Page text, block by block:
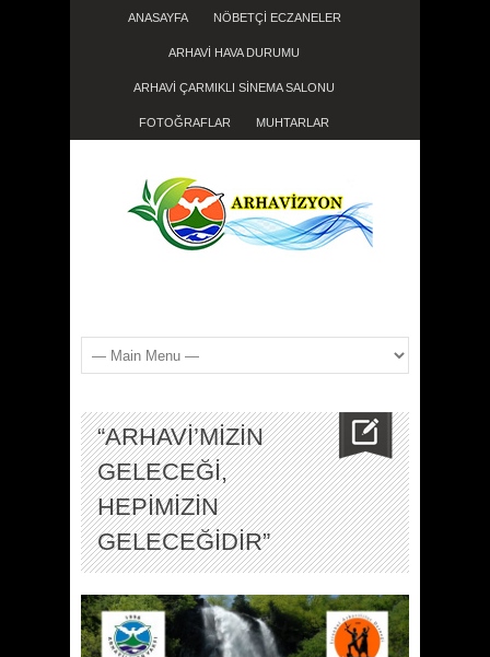
ANASAYFA NÖBETÇİ ECZANELER
ARHAVİ HAVA DURUMU
ARHAVİ ÇARMIKLI SİNEMA SALONU
FOTOĞRAFLAR MUHTARLAR
“ARHAVİ’MİZİN
GELECEĞİ,
HEPİMİZİN
GELECEĞİDİR”